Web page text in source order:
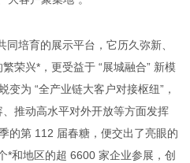
培育的展示平台，它历久弥新、
荣兴*，更受益于 “展城融合” 新模
为 “全产业链大客户对接枢纽”，
推动高水平对外开放等方面发挥
的第 112 届春糖，便交出了亮眼的
*和地区的超 6600 家企业参展，创